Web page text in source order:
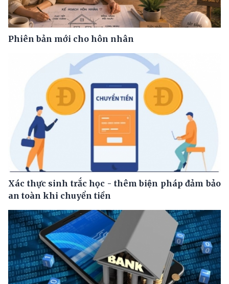
Phiên bản mới cho hôn nhân
Xác thực sinh trắc học - thêm biện pháp đảm bảo
an toàn khi chuyển tiền